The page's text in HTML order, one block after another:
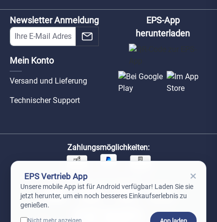
Newsletter Anmeldung
Mein Konto
Versand und Lieferung
Technischer Support
EPS-App
herunterladen
Zahlungsmöglichkeiten:
Unsere Versandpartner:
EPS Vertrieb App ×
Unsere mobile App ist für Android verfügbar! Laden Sie sie
jetzt herunter, um ein noch besseres Einkaufserlebnis zu
genießen.